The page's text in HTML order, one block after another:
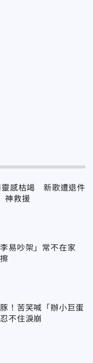
靈感枯竭 新歌遭退件
神救援
易吵架」常不在家
！苦笑喊「辦小巨蛋
不住淚崩